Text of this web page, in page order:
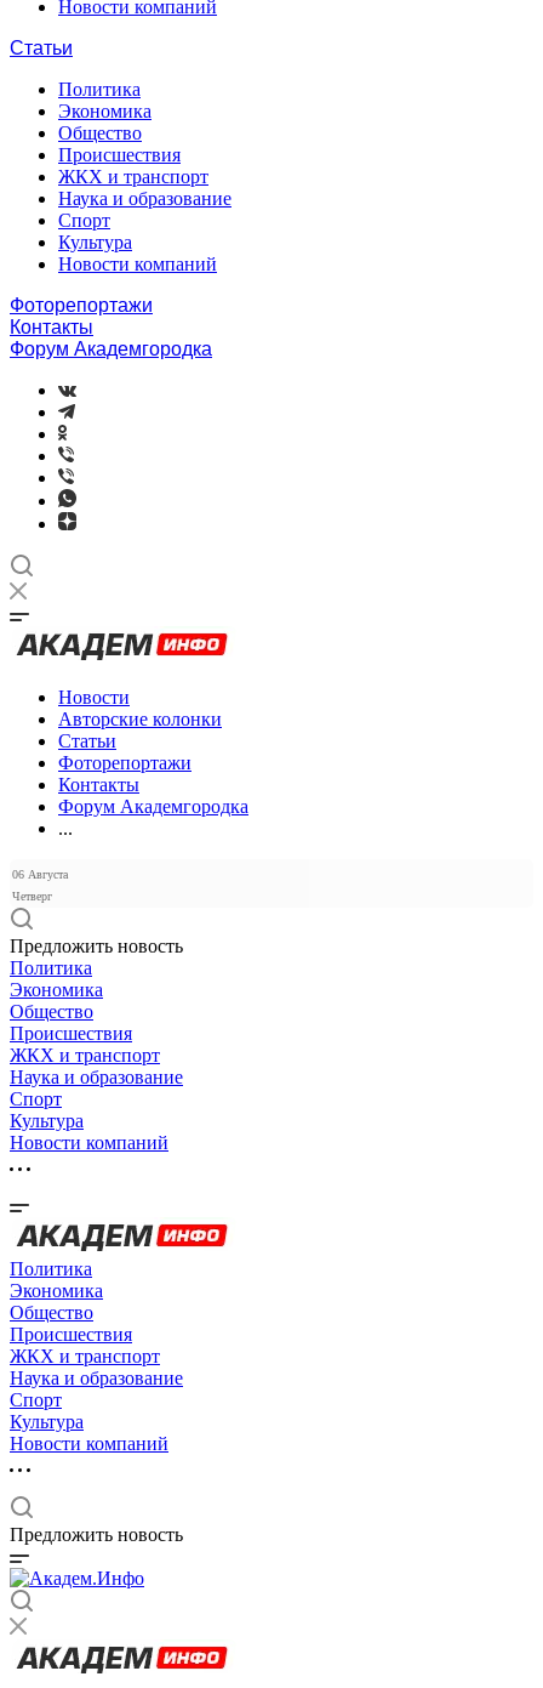
Новости компаний
Статьи
Политика
Экономика
Общество
Происшествия
ЖКХ и транспорт
Наука и образование
Спорт
Культура
Новости компаний
Фоторепортажи
Контакты
Форум Академгородка
Новости
Авторские колонки
Статьи
Фоторепортажи
Контакты
Форум Академгородка
...
06 Августа
Четверг
Предложить новость
Политика
Экономика
Общество
Происшествия
ЖКХ и транспорт
Наука и образование
Спорт
Культура
Новости компаний
Политика
Экономика
Общество
Происшествия
ЖКХ и транспорт
Наука и образование
Спорт
Культура
Новости компаний
Предложить новость